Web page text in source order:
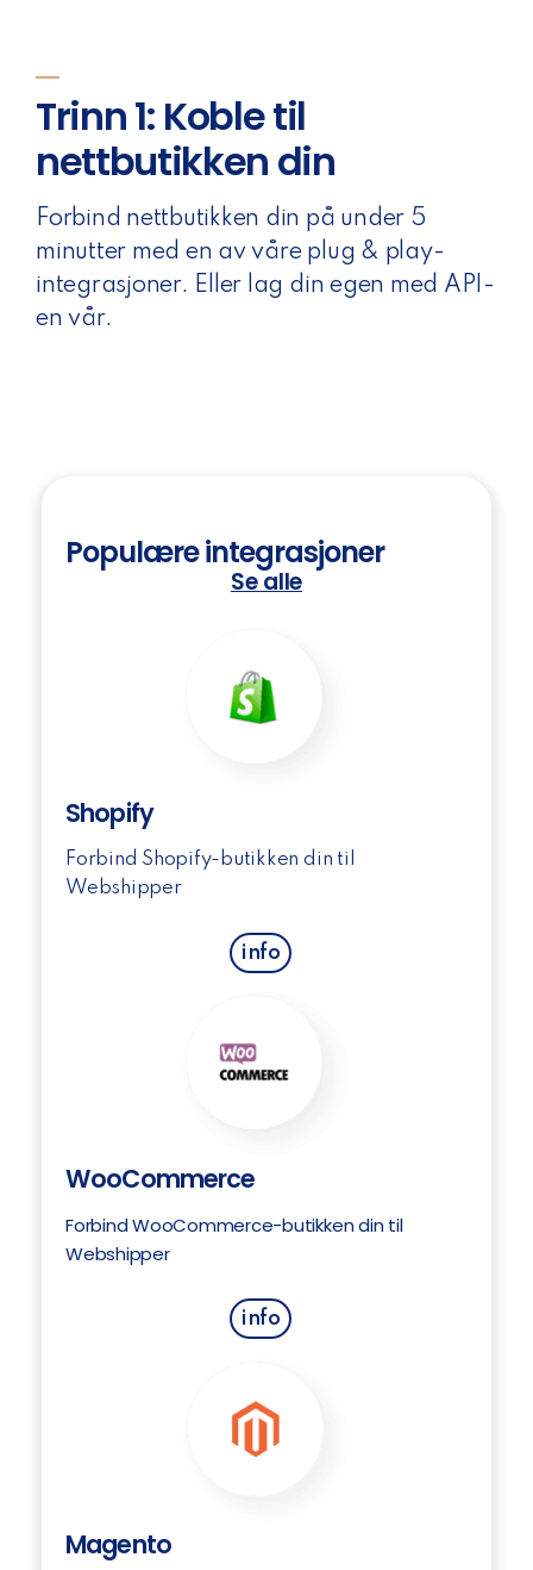
Trinn 1: Koble til
nettbutikken din
Forbind nettbutikken din på under 5
minutter med en av våre plug & play-
integrasjoner. Eller lag din egen med API-
en vår.
Populære integrasjoner
Se alle
Shopify
Forbind Shopify-butikken din til
Webshipper
info
WooCommerce
Forbind WooCommerce-butikken din til
Webshipper
info
Magento